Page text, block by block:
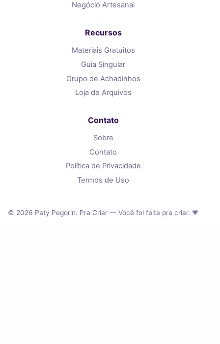
Negócio Artesanal
Recursos
Materiais Gratuitos
Guia Singular
Grupo de Achadinhos
Loja de Arquivos
Contato
Sobre
Contato
Política de Privacidade
Termos de Uso
© 2026 Paty Pegorin. Pra Criar — Você foi feita pra criar. 💗